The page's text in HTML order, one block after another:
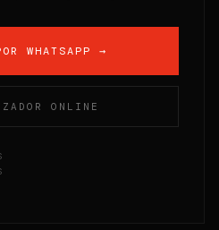
WHATSAPP →
ONLINE